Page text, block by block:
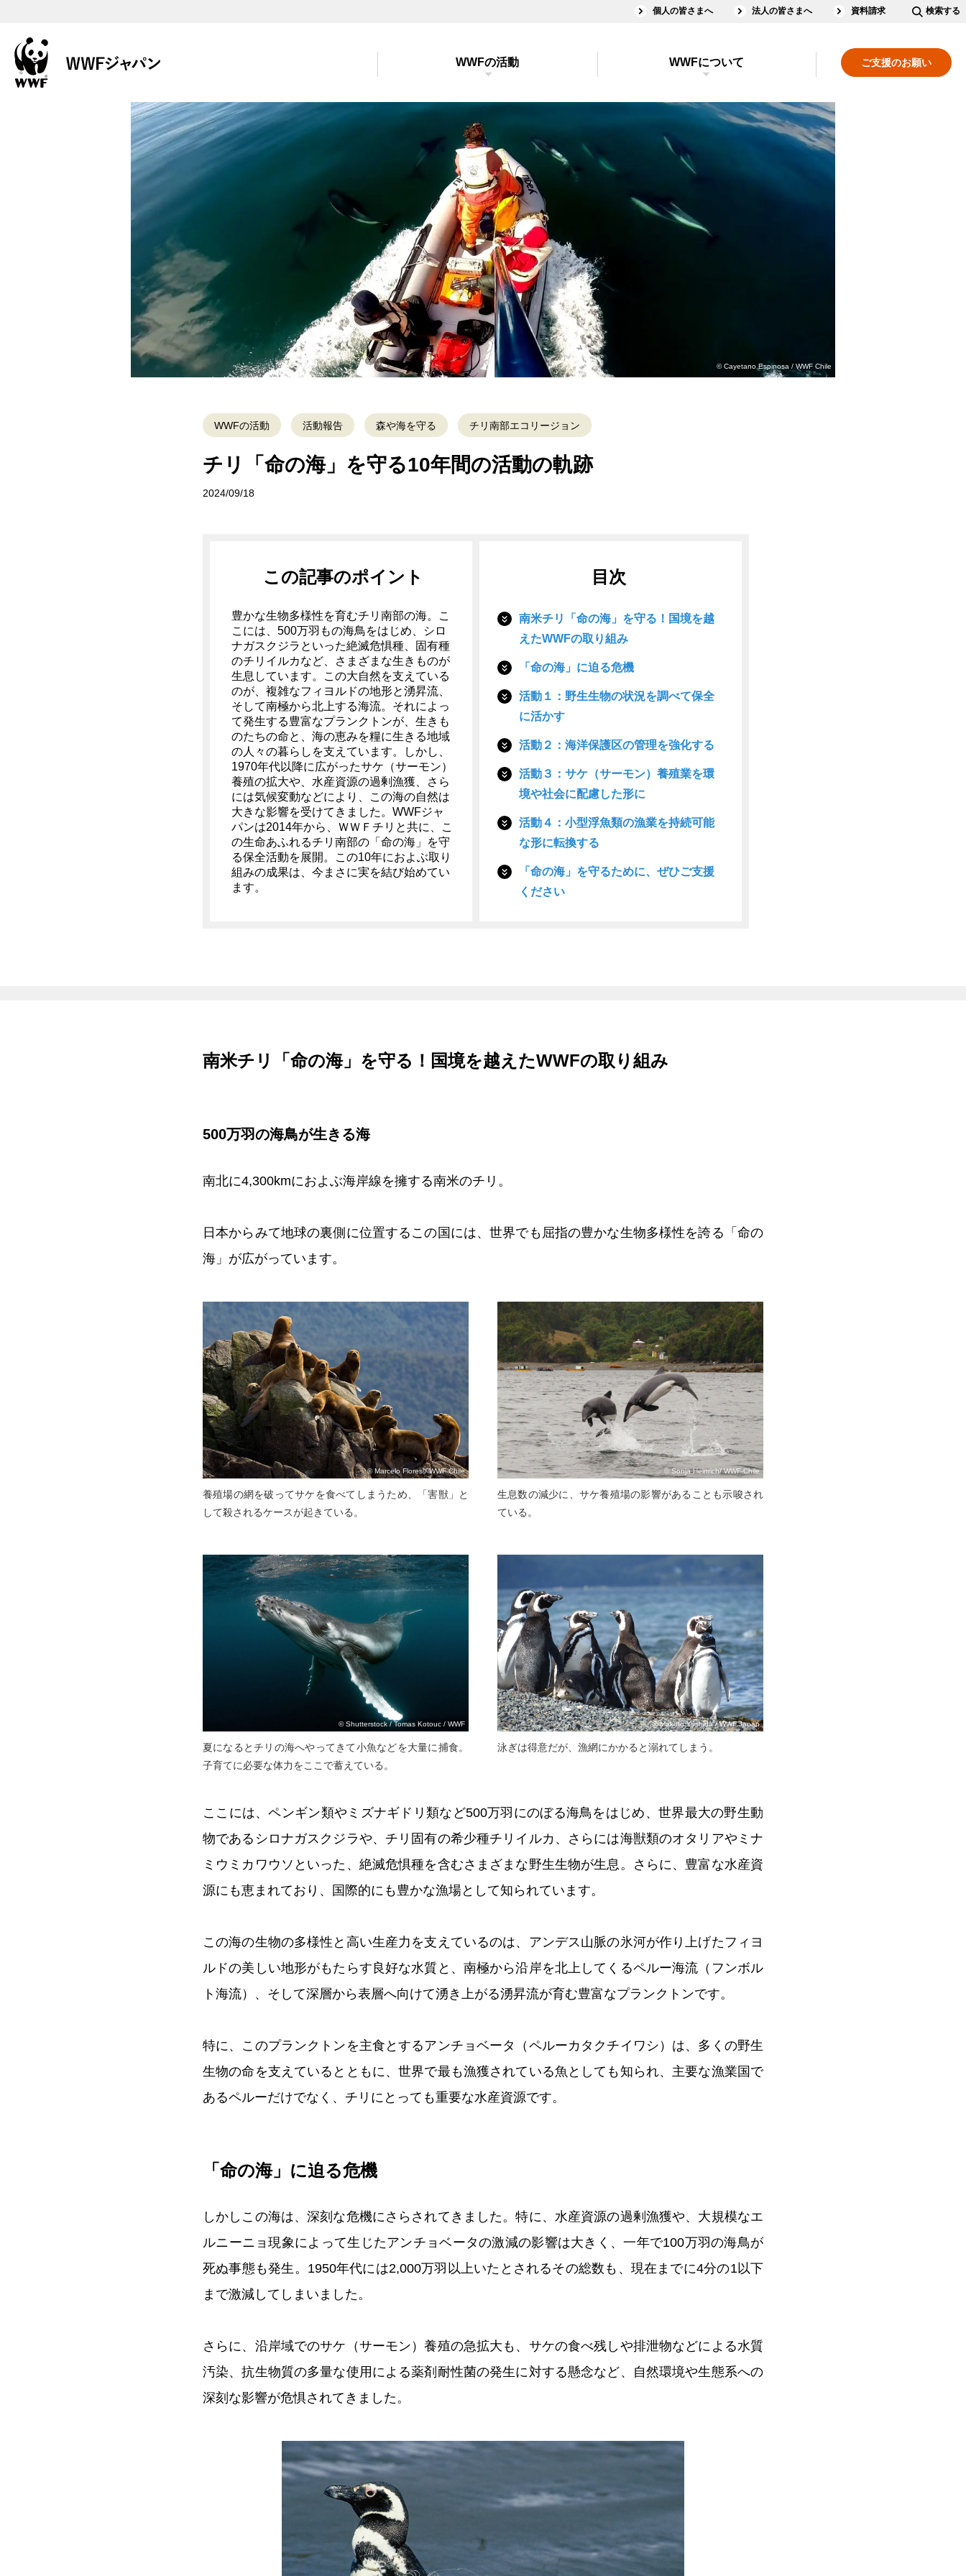
個人の皆さまへ 法人の皆さまへ 資料請求 検索する
ご支援のお願い
WWFの活動 WWFについて
© Cayetano Espinosa / WWF Chile
WWFの活動 活動報告 森や海を守る チリ南部エコリージョン
チリ「命の海」を守る10年間の活動の軌跡
2024/09/18
この記事のポイント
豊かな生物多様性を育むチリ南部の海。こ
こには、500万羽もの海鳥をはじめ、シロ
ナガスクジラといった絶滅危惧種、固有種
のチリイルカなど、さまざまな生きものが
生息しています。この大自然を支えている
のが、複雑なフィヨルドの地形と湧昇流、
そして南極から北上する海流。それによっ
て発生する豊富なプランクトンが、生きも
のたちの命と、海の恵みを糧に生きる地域
の人々の暮らしを支えています。しかし、
1970年代以降に広がったサケ（サーモン）
養殖の拡大や、水産資源の過剰漁獲、さら
には気候変動などにより、この海の自然は
大きな影響を受けてきました。WWFジャ
パンは2014年から、ＷＷＦチリと共に、こ
の生命あふれるチリ南部の「命の海」を守
る保全活動を展開。この10年におよぶ取り
組みの成果は、今まさに実を結び始めてい
ます。
目次
南米チリ「命の海」を守る！国境を越
えたWWFの取り組み
「命の海」に迫る危機
活動１：野生生物の状況を調べて保全
に活かす
活動２：海洋保護区の管理を強化する
活動３：サケ（サーモン）養殖業を環
境や社会に配慮した形に
活動４：小型浮魚類の漁業を持続可能
な形に転換する
「命の海」を守るために、ぜひご支援
ください
南米チリ「命の海」を守る！国境を越えたWWFの取り組み
500万羽の海鳥が生きる海
南北に4,300kmにおよぶ海岸線を擁する南米のチリ。
日本からみて地球の裏側に位置するこの国には、世界でも屈指の豊かな生物多様性を誇る「命の
海」が広がっています。
© Marcelo Flores / WWF Chile
養殖場の網を破ってサケを食べてしまうため、「害獣」と
して殺されるケースが起きている。
© Sonja Heinrich/ WWF-Chile
生息数の減少に、サケ養殖場の影響があることも示唆され
ている。
© Shutterstock / Tomas Kotouc / WWF
夏になるとチリの海へやってきて小魚などを大量に捕食。
子育てに必要な体力をここで蓄えている。
© Makoto Yoshida / WWF Japan
泳ぎは得意だが、漁網にかかると溺れてしまう。
ここには、ペンギン類やミズナギドリ類など500万羽にのぼる海鳥をはじめ、世界最大の野生動
物であるシロナガスクジラや、チリ固有の希少種チリイルカ、さらには海獣類のオタリアやミナ
ミウミカワウソといった、絶滅危惧種を含むさまざまな野生生物が生息。さらに、豊富な水産資
源にも恵まれており、国際的にも豊かな漁場として知られています。
この海の生物の多様性と高い生産力を支えているのは、アンデス山脈の氷河が作り上げたフィヨ
ルドの美しい地形がもたらす良好な水質と、南極から沿岸を北上してくるペルー海流（フンボル
ト海流）、そして深層から表層へ向けて湧き上がる湧昇流が育む豊富なプランクトンです。
特に、このプランクトンを主食とするアンチョベータ（ペルーカタクチイワシ）は、多くの野生
生物の命を支えているとともに、世界で最も漁獲されている魚としても知られ、主要な漁業国で
あるペルーだけでなく、チリにとっても重要な水産資源です。
「命の海」に迫る危機
しかしこの海は、深刻な危機にさらされてきました。特に、水産資源の過剰漁獲や、大規模なエ
ルニーニョ現象によって生じたアンチョベータの激減の影響は大きく、一年で100万羽の海鳥が
死ぬ事態も発生。1950年代には2,000万羽以上いたとされるその総数も、現在までに4分の1以下
まで激減してしまいました。
さらに、沿岸域でのサケ（サーモン）養殖の急拡大も、サケの食べ残しや排泄物などによる水質
汚染、抗生物質の多量な使用による薬剤耐性菌の発生に対する懸念など、自然環境や生態系への
深刻な影響が危惧されてきました。